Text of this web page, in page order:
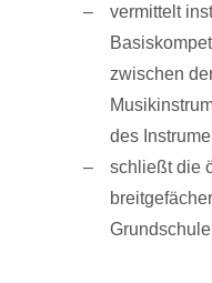
vermittelt
zwischen
des
schließt die